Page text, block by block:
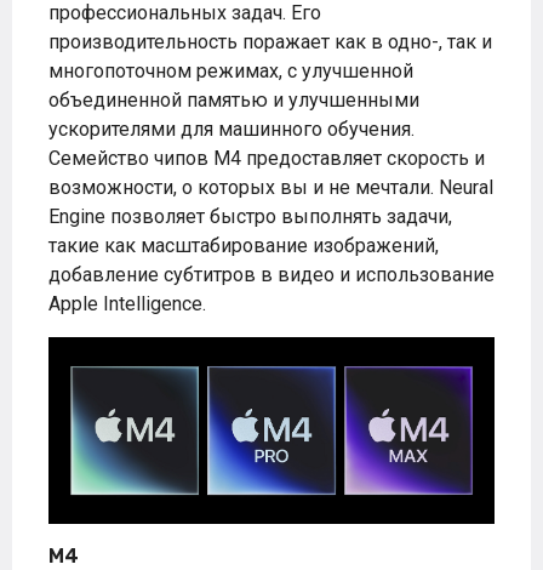
профессиональных задач. Его
производительность поражает как в одно-, так и
многопоточном режимах, с улучшенной
объединенной памятью и улучшенными
ускорителями для машинного обучения.
Семейство чипов M4 предоставляет скорость и
возможности, о которых вы и не мечтали. Neural
Engine позволяет быстро выполнять задачи,
такие как масштабирование изображений,
добавление субтитров в видео и использование
Apple Intelligence.
M4